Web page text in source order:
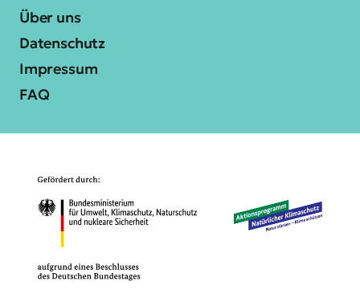
Über uns
Datenschutz
Impressum
FAQ